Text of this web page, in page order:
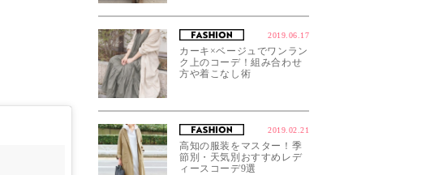
2019.06.17
カーキ×ベージュでワンラン
ク上のコーデ！組み合わせ
方や着こなし術
2019.02.21
高知の服装をマスター！季
節別・天気別おすすめレデ
ィースコーデ9選